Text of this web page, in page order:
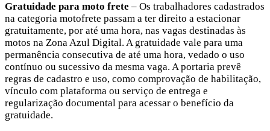
Gratuidade para moto frete – Os trabalhadores cadastrados
na categoria motofrete passam a ter direito a estacionar
gratuitamente, por até uma hora, nas vagas destinadas às
motos na Zona Azul Digital. A gratuidade vale para uma
permanência consecutiva de até uma hora, vedado o uso
contínuo ou sucessivo da mesma vaga. A portaria prevê
regras de cadastro e uso, como comprovação de habilitação,
vínculo com plataforma ou serviço de entrega e
regularização documental para acessar o benefício da
gratuidade.